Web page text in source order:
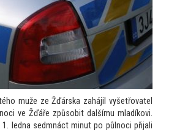
muže ze Žďárska zahájil vyšetřovatel
ve Žďáře způsobit dalšímu mladíkovi.
ledna sedmnáct minut po půlnoci přijali